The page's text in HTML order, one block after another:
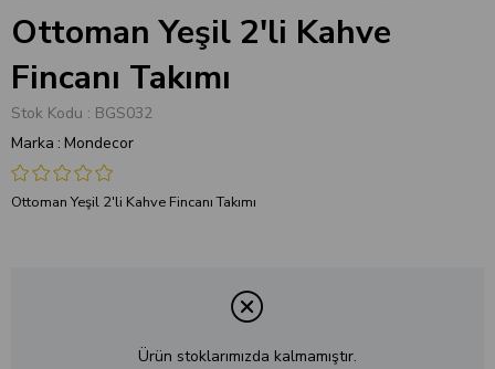
Ottoman Yeşil 2'li Kahve
Fincanı Takımı
Stok Kodu
BGS032
Marka : Mondecor
Ottoman Yeşil 2'li Kahve Fincanı Takımı
Ürün stoklarımızda kalmamıştır.